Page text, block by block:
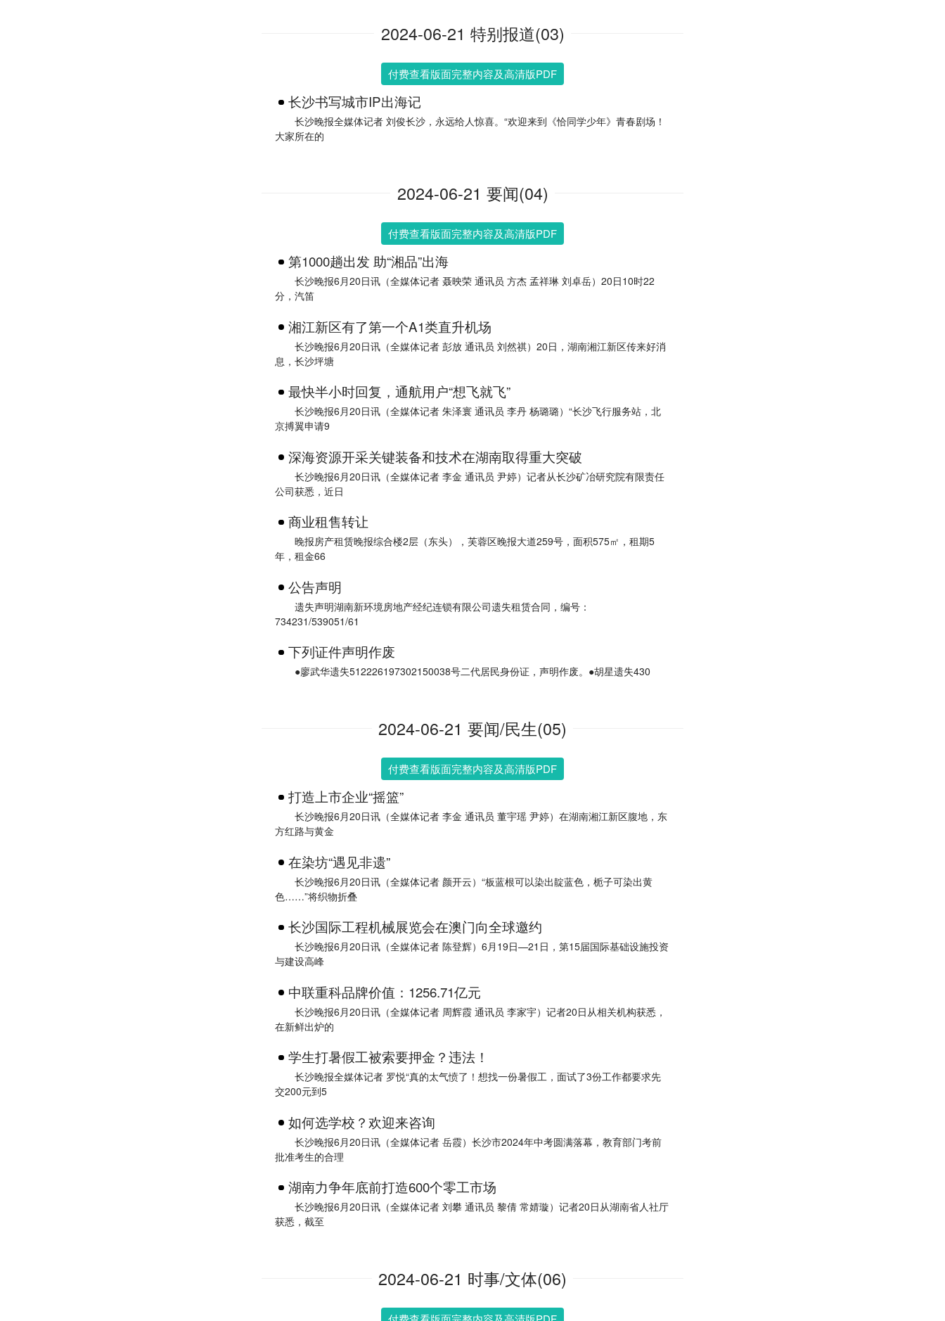
2024-06-21 特别报道(03)
付费查看版面完整内容及高清版PDF
长沙书写城市IP出海记
长沙晚报全媒体记者 刘俊长沙，永远给人惊喜。“欢迎来到《恰同学少年》青春剧场！
大家所在的
2024-06-21 要闻(04)
付费查看版面完整内容及高清版PDF
第1000趟出发 助“湘品”出海
长沙晚报6月20日讯（全媒体记者 聂映荣 通讯员 方杰 孟祥琳 刘卓岳）20日10时22
分，汽笛
湘江新区有了第一个A1类直升机场
长沙晚报6月20日讯（全媒体记者 彭放 通讯员 刘然祺）20日，湖南湘江新区传来好消
息，长沙坪塘
最快半小时回复，通航用户“想飞就飞”
长沙晚报6月20日讯（全媒体记者 朱泽寰 通讯员 李丹 杨璐璐）“长沙飞行服务站，北
京搏翼申请9
深海资源开采关键装备和技术在湖南取得重大突破
长沙晚报6月20日讯（全媒体记者 李金 通讯员 尹婷）记者从长沙矿冶研究院有限责任
公司获悉，近日
商业租售转让
晚报房产租赁晚报综合楼2层（东头），芙蓉区晚报大道259号，面积575㎡，租期5
年，租金66
公告声明
遗失声明湖南新环境房地产经纪连锁有限公司遗失租赁合同，编号：
734231/539051/61
下列证件声明作废
●廖武华遗失512226197302150038号二代居民身份证，声明作废。●胡星遗失430
2024-06-21 要闻/民生(05)
付费查看版面完整内容及高清版PDF
打造上市企业“摇篮”
长沙晚报6月20日讯（全媒体记者 李金 通讯员 董宇瑶 尹婷）在湖南湘江新区腹地，东
方红路与黄金
在染坊“遇见非遗”
长沙晚报6月20日讯（全媒体记者 颜开云）“板蓝根可以染出靛蓝色，栀子可染出黄
色……”将织物折叠
长沙国际工程机械展览会在澳门向全球邀约
长沙晚报6月20日讯（全媒体记者 陈登辉）6月19日—21日，第15届国际基础设施投资
与建设高峰
中联重科品牌价值：1256.71亿元
长沙晚报6月20日讯（全媒体记者 周辉霞 通讯员 李家宇）记者20日从相关机构获悉，
在新鲜出炉的
学生打暑假工被索要押金？违法！
长沙晚报全媒体记者 罗悦“真的太气愤了！想找一份暑假工，面试了3份工作都要求先
交200元到5
如何选学校？欢迎来咨询
长沙晚报6月20日讯（全媒体记者 岳霞）长沙市2024年中考圆满落幕，教育部门考前
批准考生的合理
湖南力争年底前打造600个零工市场
长沙晚报6月20日讯（全媒体记者 刘攀 通讯员 黎倩 常婧璇）记者20日从湖南省人社厅
获悉，截至
2024-06-21 时事/文体(06)